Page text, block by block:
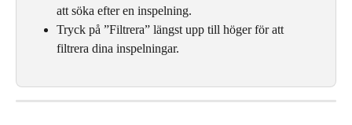
att söka efter en inspelning.
Tryck på ”Filtrera” längst upp till höger för att
filtrera dina inspelningar.